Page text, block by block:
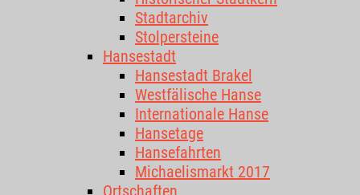
Stadtarchiv
Stolpersteine
Hansestadt
Hansestadt Brakel
Westfälische Hanse
Internationale Hanse
Hansetage
Hansefahrten
Michaelismarkt 2017
Ortschaften